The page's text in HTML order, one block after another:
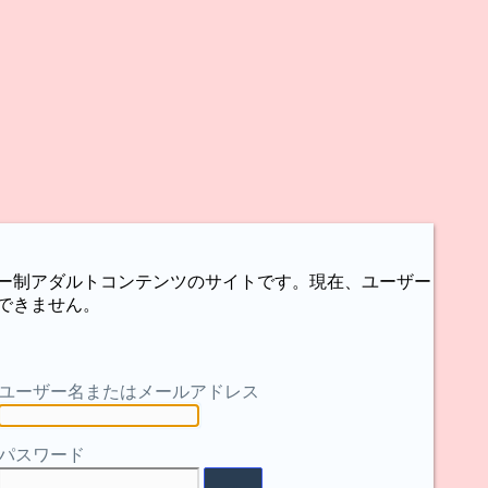
制アダルトコンテンツのサイトです。現在、ユーザー
きません。
ユーザー名またはメールアドレス
スワード